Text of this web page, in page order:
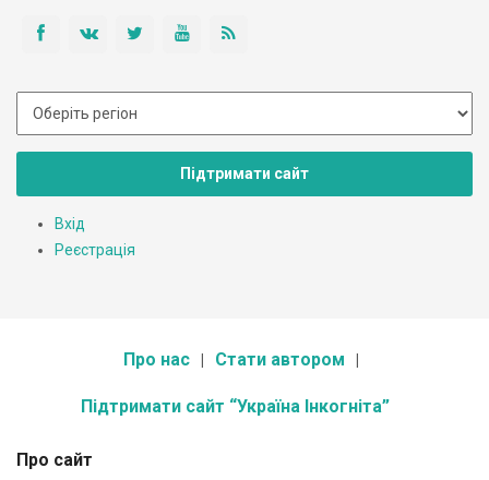
Підтримати сайт
Вхід
Реєстрація
Про нас Стати автором
Підтримати сайт “Україна Інкогніта”
Про сайт